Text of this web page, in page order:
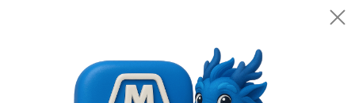
Открыть